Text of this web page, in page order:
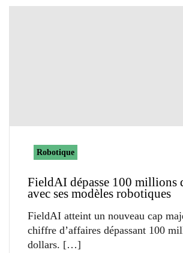
Robotique
FieldAI dépasse 100 millions
avec ses modèles robotiques
FieldAI atteint un nouveau cap
chiffre d’affaires dépassant 100
dollars.